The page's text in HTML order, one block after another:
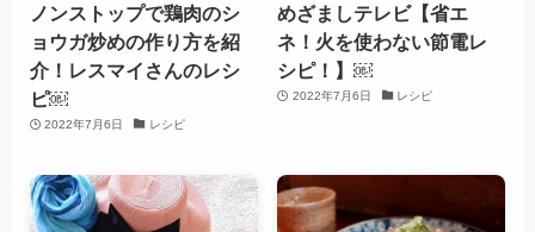
ノンストップで鶏肉のシ
ョウガ炒めの作り方を紹
介！レスマイさんのレシ
ピ￼
2022年7月6日 レシピ
めざましテレビ【省エ
ネ！火を使わない節電レ
シピ！】￼
2022年7月6日 レシピ